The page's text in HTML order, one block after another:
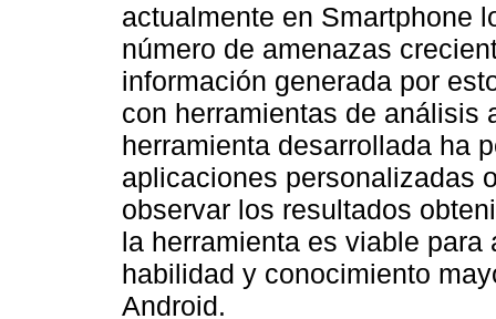
actualmente en Smartphone
número de amenazas
información generada por
con herramientas de análisis
herramienta desarrollada ha
aplicaciones personalizadas
observar los resultados
la herramienta es viable
habilidad y conocimiento
Android.